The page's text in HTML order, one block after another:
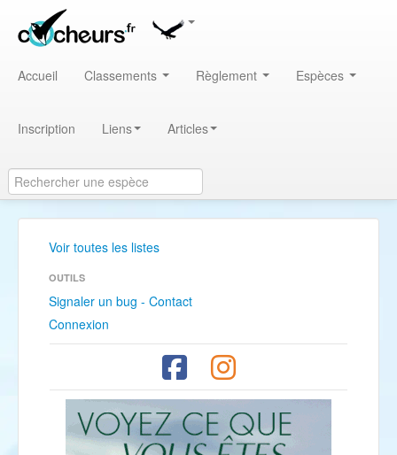
Accueil Classements Règlement Espèces
Inscription Liens Articles
Voir toutes les listes
OUTILS
Signaler un bug - Contact
Connexion